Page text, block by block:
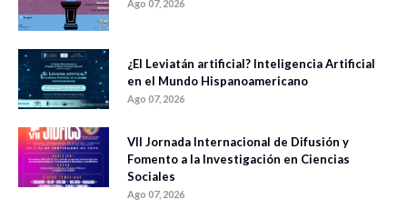
Ago 07, 2026
¿El Leviatán artificial? Inteligencia Artificial
en el Mundo Hispanoamericano
Ago 07, 2026
VII Jornada Internacional de Difusión y
Fomento a la Investigación en Ciencias
Sociales
Ago 07, 2026